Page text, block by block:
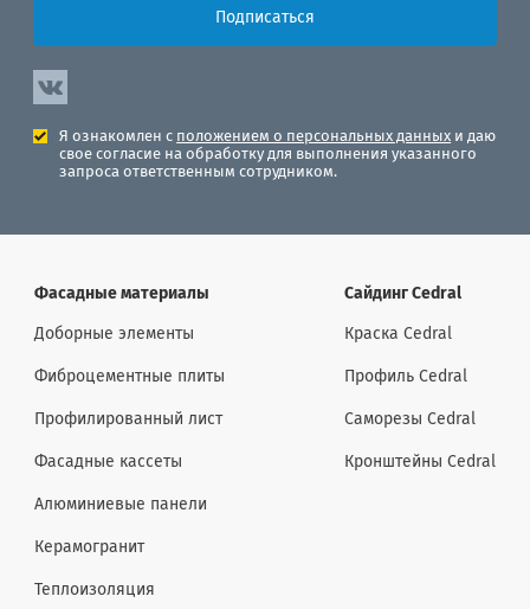
Подписаться
Я ознакомлен с положением о персональных данных и даю
свое согласие на обработку для выполнения указанного
запроса ответственным сотрудником.
Фасадные материалы
Доборные элементы
Фиброцементные плиты
Профилированный лист
Фасадные кассеты
Алюминиевые панели
Керамогранит
Теплоизоляция
Сайдинг Cedral
Краска Cedral
Профиль Cedral
Саморезы Cedral
Кронштейны Cedral